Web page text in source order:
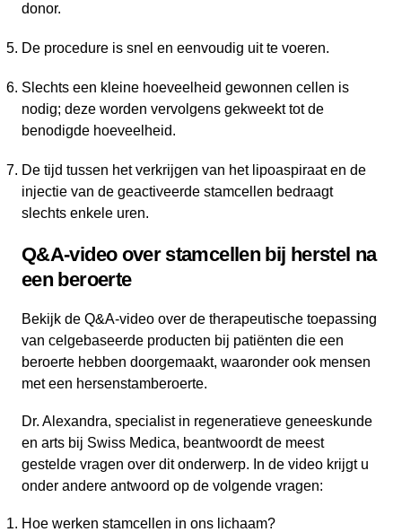
donor.
De procedure is snel en eenvoudig uit te voeren.
Slechts een kleine hoeveelheid gewonnen cellen is
nodig; deze worden vervolgens gekweekt tot de
benodigde hoeveelheid.
De tijd tussen het verkrijgen van het lipoaspiraat en de
injectie van de geactiveerde stamcellen bedraagt
slechts enkele uren.
Q&A-video over stamcellen bij herstel na
een beroerte
Bekijk de Q&A-video over de therapeutische toepassing
van celgebaseerde producten bij patiënten die een
beroerte hebben doorgemaakt, waaronder ook mensen
met een hersenstamberoerte.
Dr. Alexandra, specialist in regeneratieve geneeskunde
en arts bij Swiss Medica, beantwoordt de meest
gestelde vragen over dit onderwerp. In de video krijgt u
onder andere antwoord op de volgende vragen:
Hoe werken stamcellen in ons lichaam?